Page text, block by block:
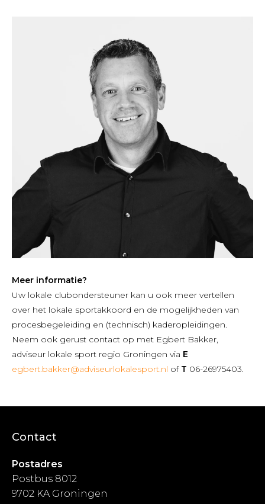
Meer informatie?
Uw lokale clubondersteuner kan u ook meer vertellen
over het lokale sportakkoord en de mogelijkheden van
procesbegeleiding en (technisch) kaderopleidingen.
Neem ook gerust contact op met Egbert Bakker,
adviseur lokale sport regio Groningen via E
egbert.bakker@adviseurlokalesport.nl of T 06-26975403.
Contact
Postadres
Postbus 8012
9702 KA Groningen